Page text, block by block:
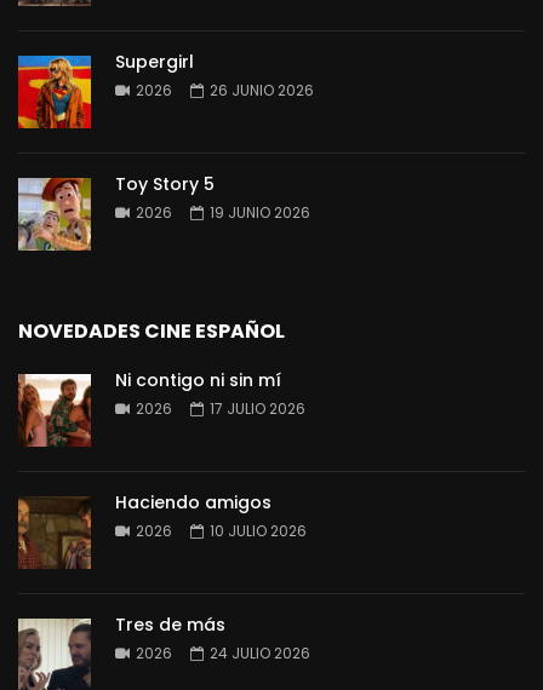
Supergirl
2026 26 JUNIO 2026
Toy Story 5
2026 19 JUNIO 2026
NOVEDADES CINE ESPAÑOL
Ni contigo ni sin mí
2026 17 JULIO 2026
Haciendo amigos
2026 10 JULIO 2026
Tres de más
2026 24 JULIO 2026